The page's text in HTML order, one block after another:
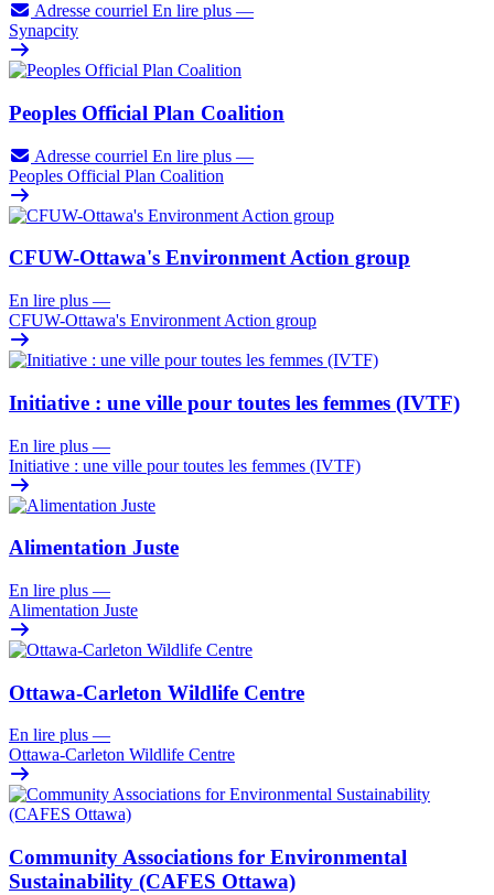
Adresse courriel En lire plus —
Synapcity
Peoples Official Plan Coalition
Adresse courriel En lire plus —
Peoples Official Plan Coalition
CFUW-Ottawa's Environment Action group
En lire plus —
CFUW-Ottawa's Environment Action group
Initiative : une ville pour toutes les femmes (IVTF)
En lire plus —
Initiative : une ville pour toutes les femmes (IVTF)
Alimentation Juste
En lire plus —
Alimentation Juste
Ottawa-Carleton Wildlife Centre
En lire plus —
Ottawa-Carleton Wildlife Centre
Community Associations for Environmental
Sustainability (CAFES Ottawa)